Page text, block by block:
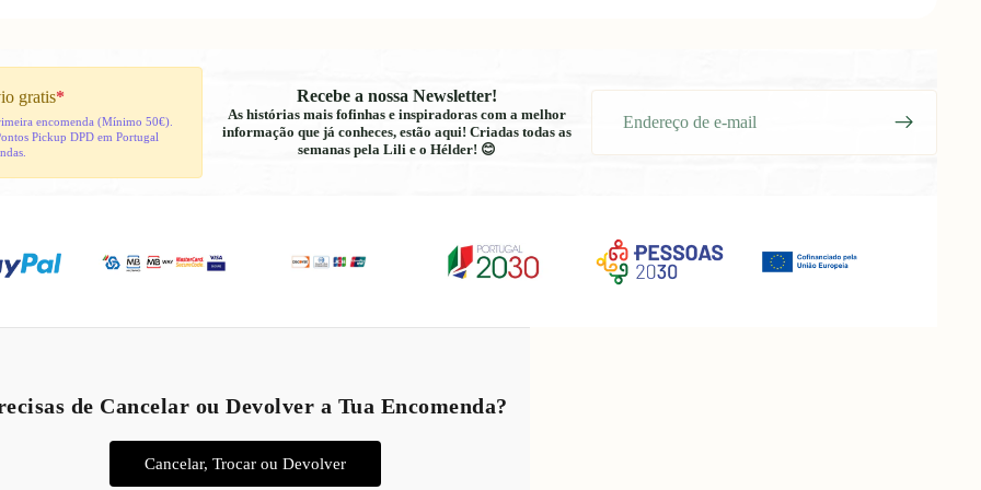
gratis*
encomenda (Mínimo 50€).
Pickup DPD em Portugal
Recebe a nossa Newsletter!
As histórias mais fofinhas e inspiradoras com a melhor
informação que já conheces, estão aqui! Criadas todas as
semanas pela Lili e o Hélder! 😊
de Cancelar ou Devolver a Tua Encomenda?
Cancelar, Trocar ou Devolver
Termos do serviço
Política de envio
Aviso legal